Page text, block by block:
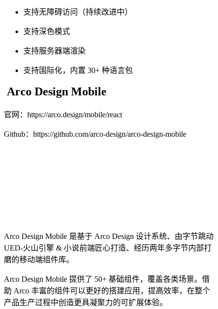
支持无障碍访问（持续改进中）
支持深色模式
支持服务器端渲染
支持国际化，内置 30+ 种语言包
Arco Design Mobile
官网：https://arco.design/mobile/react
Github：https://github.com/arco-design/arco-design-mobile
Arco Design Mobile 是基于 Arco Design 设计系统、由字节跳动
UED-火山引擎 & 小说前端匠心打造、经历两年多字节内部打
磨的移动端组件库。
Arco Design Mobile 提供了 50+ 基础组件，覆盖各类场景。借
助 Arco 丰富的组件可以更好的搭建应用，提高效率，在整个
产品生产过程中创造更具凝聚力的可扩展体验。